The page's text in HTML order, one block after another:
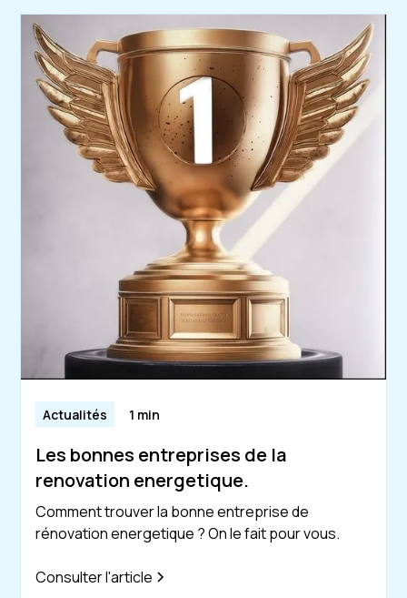
Actualités 1 min
Les bonnes entreprises de la
renovation energetique.
Comment trouver la bonne entreprise de
rénovation energetique ? On le fait pour vous.
Consulter l'article